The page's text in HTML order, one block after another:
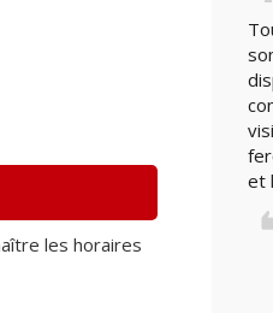
les horaires
et